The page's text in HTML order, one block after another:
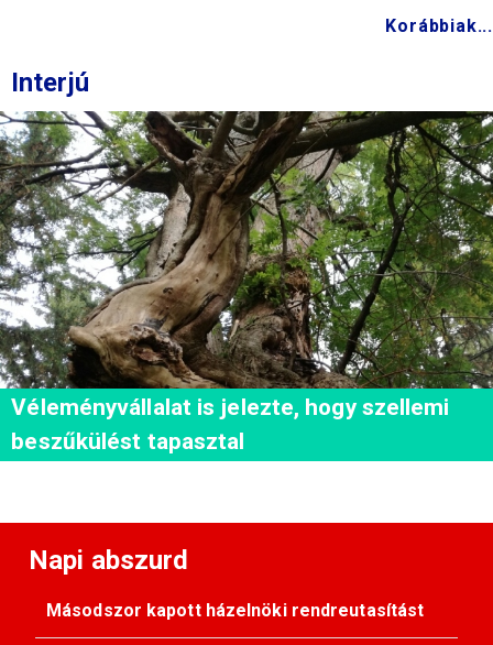
Korábbiak...
Interjú
Véleményvállalat is jelezte, hogy szellemi
beszűkülést tapasztal
Napi abszurd
Másodszor kapott házelnöki rendreutasítást